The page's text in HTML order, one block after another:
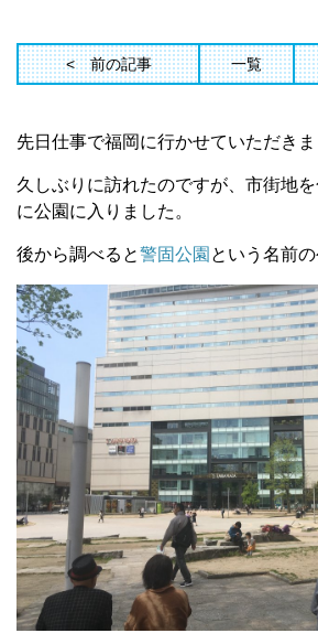
前の記事 一覧
先日仕事で福岡に行かせていただきま
久しぶりに訪れたのですが、市街地
に公園に入りました。
後から調べると警固公園 という名前の